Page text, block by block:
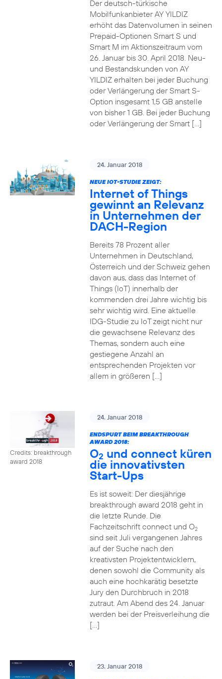
Der deutsch-türkische
Mobilfunkanbieter AY YILDIZ
erhöht das Datenvolumen in seinen
Prepaid-Optionen Smart S und
Smart M im Aktionszeitraum vom
26. Januar bis 30. April 2018. Neu-
und Bestandskunden von AY
YILDIZ erhalten bei jeder Buchung
oder Verlängerung der Smart S-
Option insgesamt 1,5 GB anstelle
von bisher 1 GB. Bei jeder Buchung
oder Verlängerung der Smart […]
24. Januar 2018
NEUE IOT-STUDIE ZEIGT:
Internet of Things
gewinnt an Relevanz
in Unternehmen der
DACH-Region
Bereits 78 Prozent aller
Unternehmen in Deutschland,
Österreich und der Schweiz gehen
davon aus, dass das Internet of
Things (IoT) innerhalb der
kommenden drei Jahre wichtig bis
sehr wichtig wird. Eine aktuelle
IDG-Studie zu IoT zeigt nicht nur
die gewachsene Relevanz des
Themas, sondern auch eine
gestiegene Anzahl an
entsprechenden Projekten vor
allem in größeren […]
Credits: breakthrough
award 2018
24. Januar 2018
ENDSPURT BEIM BREAKTHROUGH
AWARD 2018:
O2 und connect küren
die innovativsten
Start-Ups
Es ist soweit: Der diesjährige
breakthrough award 2018 geht in
die letzte Runde. Die
Fachzeitschrift connect und O2
sind seit Juli vergangenen Jahres
auf der Suche nach den
kreativsten Projektentwicklern,
denen sowohl die Community als
auch eine hochkarätig besetzte
Jury den Durchbruch in 2018
zutraut. Am Abend des 24. Januar
werden bei der Preisverleihung die
[…]
23. Januar 2018